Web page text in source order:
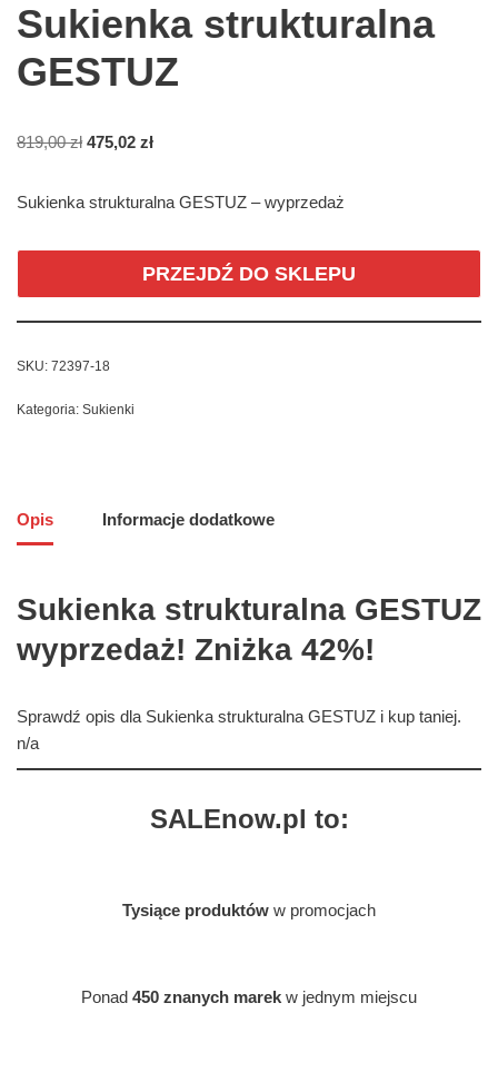
Sukienka strukturalna
GESTUZ
819,00zł 475,02 zł
Sukienka strukturalna GESTUZ – wyprzedaż
PRZEJDŹ DO SKLEPU
SKU: 72397-18
Kategoria: Sukienki
Opis Informacje dodatkowe
Sukienka strukturalna GESTUZ
wyprzedaż! Zniżka 42%!
Sprawdź opis dla Sukienka strukturalna GESTUZ i kup taniej.
n/a
SALEnow.pl to:
Tysiące produktów w promocjach
Ponad 450 znanych marek w jednym miejscu